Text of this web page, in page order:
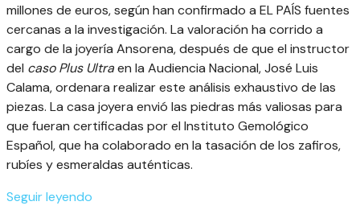
millones de euros, según han confirmado a EL PAÍS fuentes
cercanas a la investigación. La valoración ha corrido a
cargo de la joyería Ansorena, después de que el instructor
del caso Plus Ultraen la Audiencia Nacional, José Luis
Calama, ordenara realizar este análisis exhaustivo de las
piezas. La casa joyera envió las piedras más valiosas para
que fueran certificadas por el Instituto Gemológico
Español, que ha colaborado en la tasación de los zafiros,
rubíes y esmeraldas auténticas.
Seguir leyendo